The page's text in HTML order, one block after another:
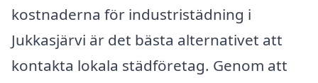
kostnaderna för industristädning i
Jukkasjärvi är det bästa alternativet att
kontakta lokala städföretag. Genom att